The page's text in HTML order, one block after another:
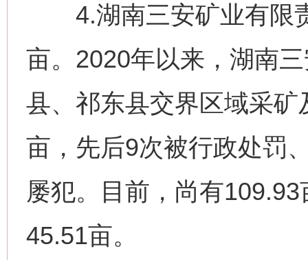
4.湖南三安矿业有限
亩。2020年以来，湖南
县、祁东县交界区域采
亩，先后9次被行政处罚
屡犯。目前，尚有
45.51亩。